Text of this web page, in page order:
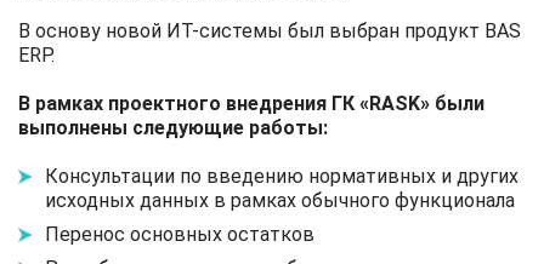
В основу новой ИТ-системы был выбран продукт BAS
ERP.
В рамках проектного внедрения ГК «RASK» были
выполнены следующие работы:
Консультации по введению нормативных и других
исходных данных в рамках обычного функционала
Перенос основных остатков